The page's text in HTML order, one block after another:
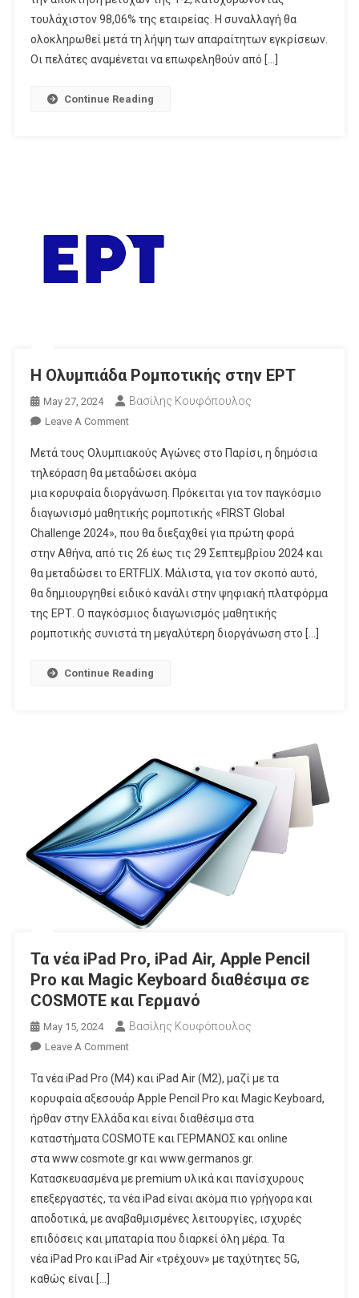
Για
τουλάχιστον 98,06% της εταιρείας. Η συναλλαγή θα
ολοκληρωθεί μετά τη λήψη των απαραίτητων εγκρίσεων.
Οι πελάτες αναμένεται να επωφεληθούν από […]
Continue Reading
Η Ολυμπιάδα Ρομποτικής στην ΕΡΤ
May 27, 2024 Βασίλης Κουφόπουλος
Leave A CommentOn
Ολυμπιάδα
Ρομποτικής
Στην
ΕΡΤ
Μετά τους Ολυμπιακούς Αγώνες στο Παρίσι, η δημόσια
τηλεόραση θα μεταδώσει ακόμα
μια κορυφαία διοργάνωση. Πρόκειται για τον παγκόσμιο
διαγωνισμό μαθητικής ρομποτικής «FIRST Global
Challenge 2024», που θα διεξαχθεί για πρώτη φορά
στην Αθήνα, από τις 26 έως τις 29 Σεπτεμβρίου 2024 και
θα μεταδώσει το ERTFLIX. Μάλιστα, για τον σκοπό αυτό,
θα δημιουργηθεί ειδικό κανάλι στην ψηφιακή πλατφόρμα
της ΕΡΤ. Ο παγκόσμιος διαγωνισμός μαθητικής
ρομποτικής συνιστά τη μεγαλύτερη διοργάνωση στο […]
Continue Reading
Τα νέα iPad Pro, iPad Air, Apple Pencil
Pro και Magic Keyboard διαθέσιμα σε
COSMOTE και Γερμανό
May 15, 2024 Βασίλης Κουφόπουλος
Leave A CommentOn
Νέα
IPad
Pro,
IPad
Air,
Apple
Pencil
Pro
Magic
Keyboard
Τα νέα iPad Pro (Μ4) και iPad Air (Μ2), μαζί με τα
κορυφαία αξεσουάρ Apple Pencil Pro και Magic Keyboard,
ήρθαν στην Ελλάδα και είναι διαθέσιμα στα
καταστήματα COSMOTE και ΓΕΡΜΑΝΟΣ και online
στα www.cosmote.gr και www.germanos.gr.
Κατασκευασμένα με premium υλικά και πανίσχυρους
επεξεργαστές, τα νέα iPad είναι ακόμα πιo γρήγορα και
αποδοτικά, με αναβαθμισμένες λειτουργίες, ισχυρές
επιδόσεις και μπαταρία που διαρκεί όλη μέρα. Τα
νέα iPad Pro και iPad Air «τρέχουν» με ταχύτητες 5G,
καθώς είναι […]